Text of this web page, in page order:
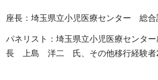
座長：埼玉県立小児医療センター
パネリスト：埼玉県立小児医療センタ
長 上島 洋二 氏、その他移行経験者